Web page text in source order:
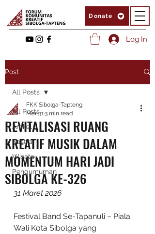
Donate
Log In
Post
All Posts
Artikel
Sastra
Wisata
Pengumuman
All Posts
REVITALISASI RUANG
KREATIF MUSIK DALAM
MOMENTUM HARI JADI
SIBOLGA KE-326
FKK Sibolga-Tapteng
Mar 313 min read
31 Maret 2026
Festival Band Se-Tapanuli – Piala
Wali Kota Sibolga yang